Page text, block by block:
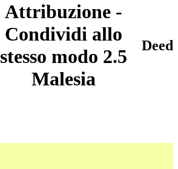
Attribuzione -
Condividi allo
stesso modo 2.5
Malesia
Deed